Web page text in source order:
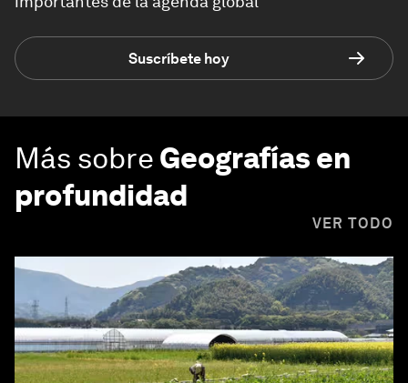
Suscríbete hoy
Más sobre Geografías en
profundidad
VER TODO